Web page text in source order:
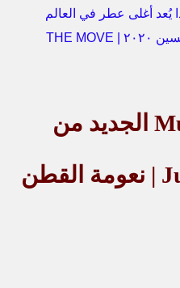
أغلى عطر في العالم
عطر مرسيدس بنز الجديد للجنسين ٢٠٢٠ | THE MOVE
الجديد من
| نعومة القطن